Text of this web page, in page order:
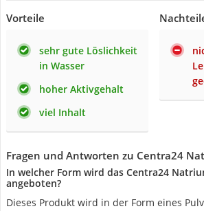
Vorteile
sehr gute Löslichkeit
in Wasser
hoher Aktivgehalt
viel Inhalt
Fragen und Antworten zu Centra24
In welcher Form wird das Centra24
angeboten?
Dieses Produkt wird in der Form eines